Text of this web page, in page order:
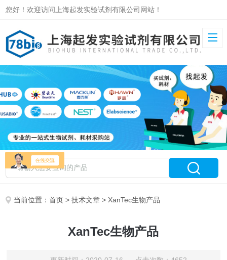
您好！欢迎访问上海起发实验试剂有限公司网站！
当前位置：首页 >技术文章 > XanTec生物产品
XanTec生物产品